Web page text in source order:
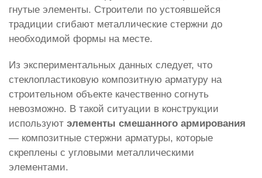
гнутые элементы. Строители по устоявшейся
традиции сгибают металлические стержни до
необходимой формы на месте.
Из экспериментальных данных следует, что
стеклопластиковую композитную арматуру на
строительном объекте качественно согнуть
невозможно. В такой ситуации в конструкции
используют элементы смешанного армирования
— композитные стержни арматуры, которые
скреплены с угловыми металлическими
элементами.